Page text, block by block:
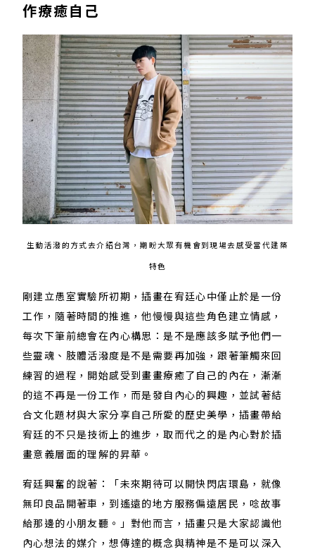
作療癒自己
生動活潑的方式去介紹台灣，期盼大眾有機會到現場去感受當代建築
特色
剛建立愚室實驗所初期，插畫在宥廷心中僅止於是一份
工作，隨著時間的推進，他慢慢與這些角色建立情感，
每次下筆前總會在內心構思：是不是應該多賦予他們一
些靈魂、肢體活潑度是不是需要再加強，跟著筆觸來回
練習的過程，開始感受到畫畫療癒了自己的內在，漸漸
的這不再是一份工作，而是發自內心的興趣，並試著結
合文化題材與大家分享自己所愛的歷史美學，插畫帶給
宥廷的不只是技術上的進步，取而代之的是內心對於插
畫意義層面的理解的昇華。
宥廷興奮的說著：「未來期待可以開快閃店環島，就像
無印良品開著車，到遙遠的地方服務偏遠居民，唸故事
給那邊的小朋友聽。」對他而言，插畫只是大家認識他
內心想法的媒介，想傳達的概念與精神是不是可以深入